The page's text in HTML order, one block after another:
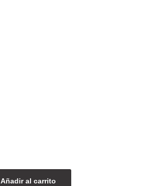
Añadir al carrito